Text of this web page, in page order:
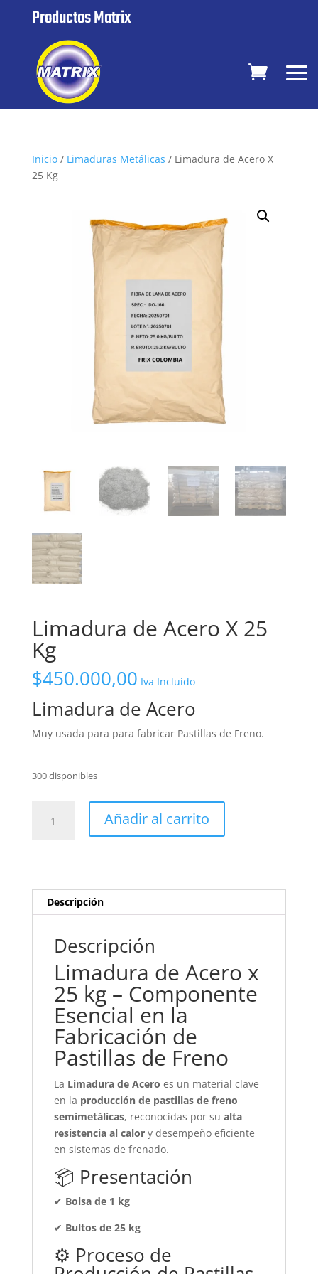
Productos Matrix
Inicio/ Limaduras Metálicas / Limadura de Acero X
25 Kg
Limadura de Acero X 25
Kg
$450.000,00 Iva Incluido
Limadura de Acero
Muy usada para para fabricar Pastillas de Freno.
300 disponibles
Kg
cantidad
Añadir al carrito
Descripción
Descripción
Limadura de Acero x
25 kg – Componente
Esencial en la
Fabricación de
Pastillas de Freno
La Limadura de Acero es un material clave
en la producción de pastillas de freno
semimetálicas, reconocidas por su alta
resistencia al calory desempeño eficiente
en sistemas de frenado.
📦 Presentación
✔ Bolsa de 1 kg
✔ Bultos de 25 kg
⚙️ Proceso de